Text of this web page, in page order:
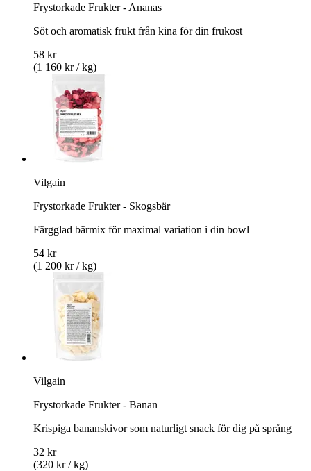
Frystorkade Frukter - Ananas
Söt och aromatisk frukt från kina för din frukost
58 kr
(1 160 kr / kg)
Vilgain
Frystorkade Frukter - Skogsbär
Färgglad bärmix för maximal variation i din bowl
54 kr
(1 200 kr / kg)
Vilgain
Frystorkade Frukter - Banan
Krispiga bananskivor som naturligt snack för dig på språng
32 kr
(320 kr / kg)